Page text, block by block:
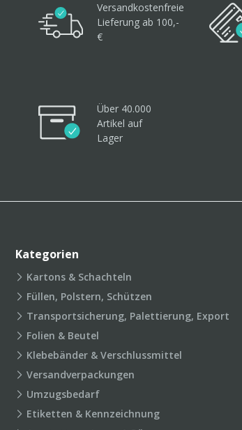
Versandkostenfreie
Lieferung ab 100,-
€
Über 40.000
Artikel auf
Lager
Kategorien
Kartons & Schachteln
Füllen, Polstern, Schützen
Transportsicherung, Palettierung, Export
Folien & Beutel
Klebebänder & Verschlussmittel
Versandverpackungen
Umzugsbedarf
Etiketten & Kennzeichnung